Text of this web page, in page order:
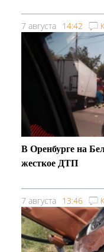
7 августа 14:42
В Оренбурге на
жесткое ДТП
7 августа 13:46